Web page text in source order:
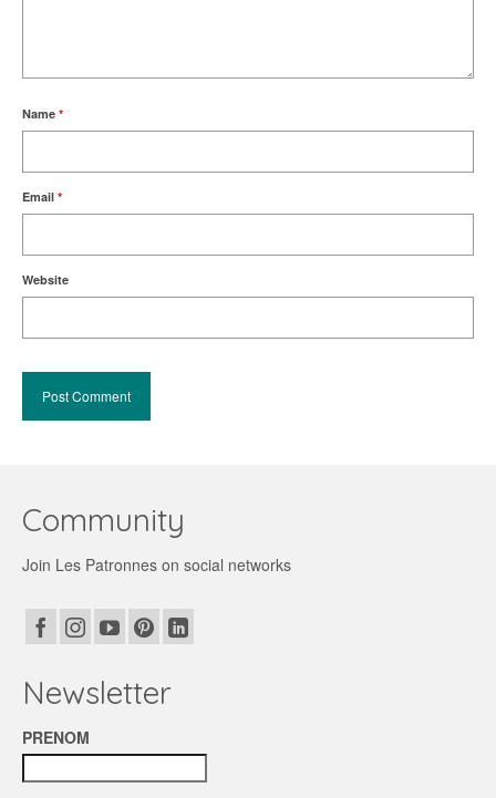
Name *
Email *
Website
Community
Join Les Patronnes on social networks
Newsletter
PRENOM